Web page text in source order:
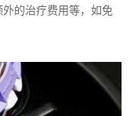
的治疗费用等，如免